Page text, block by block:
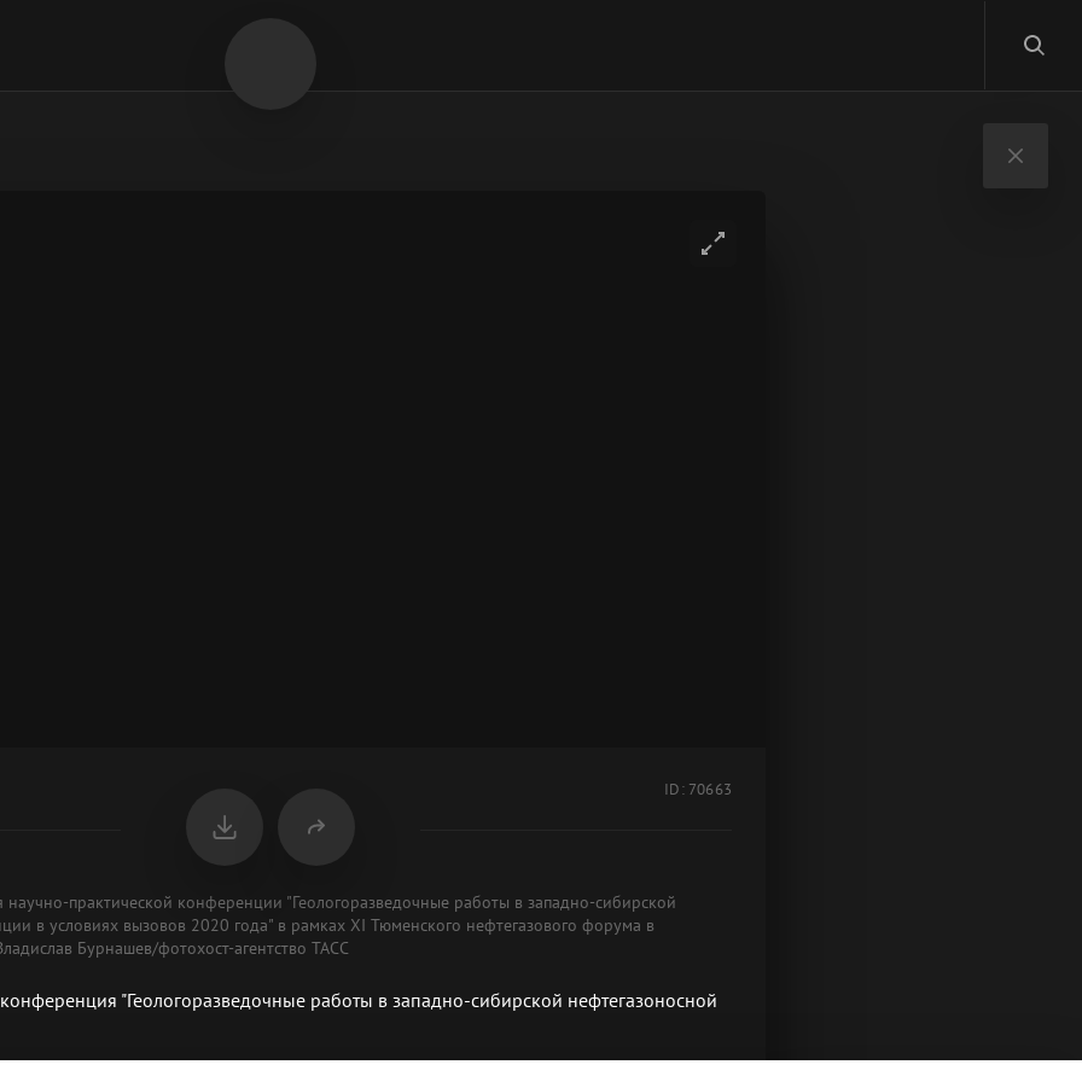
ID: 70663
практической конференции "Геологоразведочные работы в западно-сибирской
в условиях вызовов 2020 года" в рамках XI Тюменского нефтегазового форума в
Бурнашев/фотохост-агентство ТАСС
"Геологоразведочные работы в западно-сибирской нефтегазоносной